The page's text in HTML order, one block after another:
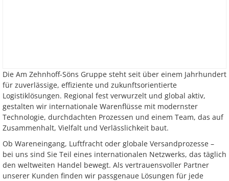
Die Am Zehnhoff-Söns Gruppe steht seit über einem Jahrhundert
für zuverlässige, effiziente und zukunftsorientierte
Logistiklösungen. Regional fest verwurzelt und global aktiv,
gestalten wir internationale Warenflüsse mit modernster
Technologie, durchdachten Prozessen und einem Team, das auf
Zusammenhalt, Vielfalt und Verlässlichkeit baut.
Ob Wareneingang, Luftfracht oder globale Versandprozesse –
bei uns sind Sie Teil eines internationalen Netzwerks, das täglich
den weltweiten Handel bewegt. Als vertrauensvoller Partner
unserer Kunden finden wir passgenaue Lösungen für jede